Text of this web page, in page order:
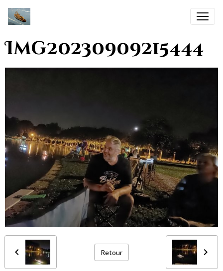
Img20230909215444
Retour